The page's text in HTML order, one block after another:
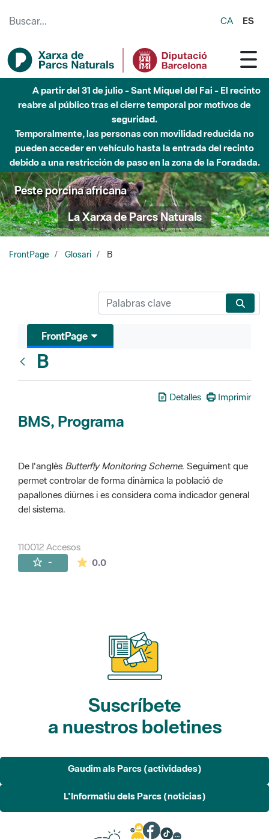
CA ES
A partir del 31 de julio - Sant Miquel del Fai - El recinto
reabre al público tras el cierre temporal por motivos de
seguridad.
Temporalmente, las personas con movilidad reducida no
pueden acceder en vehículo hasta la entrada del recinto
debido a una restricción de paso en la zona de la Foradada.
Peste porcina africana
La Xarxa de Parcs Naturals
FrontPage Glosari B
FrontPage
B
Detalles Imprimir
BMS, Programa
De l'anglès Butterfly Monitoring Scheme. Seguiment que
permet controlar de forma dinàmica la població de
papallones diürnes i es considera coma indicador general
del sistema.
110012 Accesos
- 0.0La valoración media es de 0 estrellas de
Suscríbete
a nuestros boletines
Gaudim als Parcs (actividades)
L'Informatiu dels Parcs (noticias)